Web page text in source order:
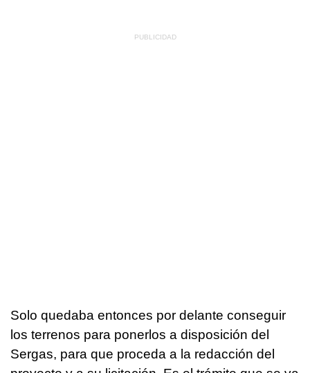
Solo quedaba entonces por delante conseguir
los terrenos para ponerlos a disposición del
Sergas, para que proceda a la redacción del